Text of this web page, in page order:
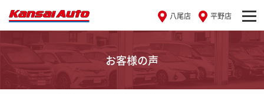
八尾店 平野店
お客様の声